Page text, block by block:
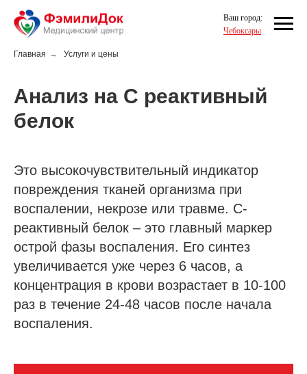
Ваш город:
Чебоксары
Главная → Услуги и цены
Анализ на С реактивный
белок
Это высокочувствительный индикатор
повреждения тканей организма при
воспалении, некрозе или травме. С-
реактивный белок – это главный маркер
острой фазы воспаления. Его синтез
увеличивается уже через 6 часов, а
концентрация в крови возрастает в 10-100
раз в течение 24-48 часов после начала
воспаления.